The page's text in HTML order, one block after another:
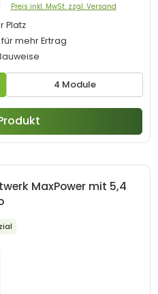
4 Module
Preis inkl. MwSt. zzgl. Versand
Platz
mehr Ertrag
MaxPower mit 5,4